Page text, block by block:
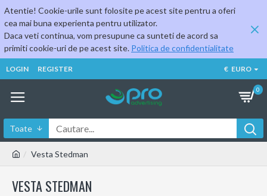
Atentie! Cookie-urile sunt folosite pe acest site pentru a oferi
cea mai buna experienta pentru utilizator.
Daca veti continua, vom presupune ca sunteti de acord sa
primiti cookie-uri de pe acest site. Politica de confidentialitate
LOGIN REGISTER € EURO
0
Toate
Vesta Stedman
VESTA STEDMAN